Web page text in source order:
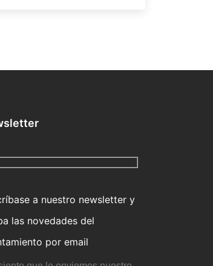
a nuestro newsletter y
las novedades del
por email